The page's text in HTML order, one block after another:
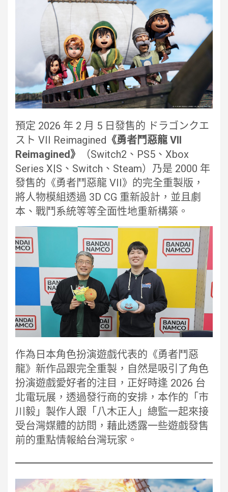
預定 2026 年 2 月 5 日發售的 ドラゴンクエ
スト VII Reimagined 《勇者鬥惡龍 VII
Reimagined》
（Switch2、PS5、Xbox
Series X|S、Switch、Steam）乃是 2000 年
發售的《勇者鬥惡龍 VII》的完全重製版，
將人物模組透過 3D CG 重新設計，並且劇
本、戰鬥系統等等全面性地重新構築。
作為日本角色扮演遊戲代表的《勇者鬥惡
龍》新作品跟完全重製，自然是吸引了角色
扮演遊戲愛好者的注目，正好時逢 2026 台
北電玩展，透過發行商的安排，本作的「市
川毅」製作人跟「八木正人」總監一起來接
受台灣媒體的訪問，藉此透露一些遊戲發售
前的重點情報給台灣玩家。